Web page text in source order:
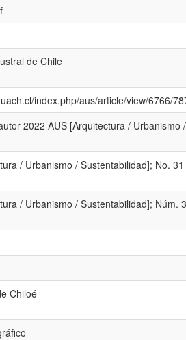
de Chile
index.php/aus/article/view/6766/
2022 AUS [Arquitectura / Urbanismo
/ Urbanismo / Sustentabilidad]; No.
/ Urbanismo / Sustentabilidad]; Núm.
Chiloé